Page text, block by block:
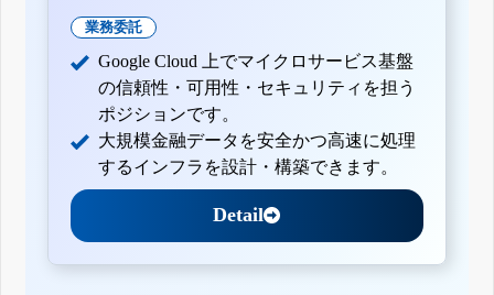
業務委託
Google Cloud 上でマイクロサービス基盤
の信頼性・可用性・セキュリティを担う
ポジションです。
大規模金融データを安全かつ高速に処理
するインフラを設計・構築できます。
Detail